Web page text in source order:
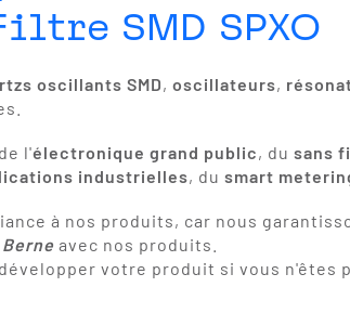
SMD SPXO
oscillants SMD,oscillateurs,
l'électronique grand public, dusans
industrielles, dusmart
à nos produits, car nous
Berne avec nos produits.
votre produit si vous n'êtes